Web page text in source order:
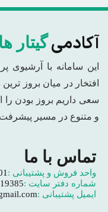
آکادمیگیتار
این سامانه با آرشیوی
افتخار در میان بروز
سعی داریم بروز بودن را
و متنوع در مسیر
تماس با ما
واحد فروش و پشتیبانی :
شماره دفتر سایت :
ایمیل پشتیبانی :